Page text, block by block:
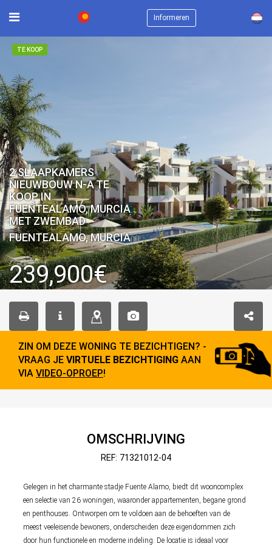
Informeren ×
TE KOOP
2 SLAAPKAMERS
NIEUWBOUW N-A TE
KOOP IN
FUENTEALAMO, MURCIA
MET ZWEMBAD
FUENTEALAMO, MURCIA
239,900€
ZIN OM DEZE WONING TE BEZICHTIGEN? -
VRAAG JE VIRTUELE BEZICHTIGING AAN
VIA VIDEO-OPROEP!
OMSCHRIJVING
REF: 71321012-04
Gelegen in het charmante stadje Fuente Alamo, biedt dit wooncomplex
een selectie van 26 woningen, waaronder appartementen, begane grond
en penthouses. Ontworpen om te voldoen aan de behoeften van de
meest veeleisende bewoners, onderscheiden deze eigendommen zich
door hun functionele en moderne indeling. De locatie is ideaal voor